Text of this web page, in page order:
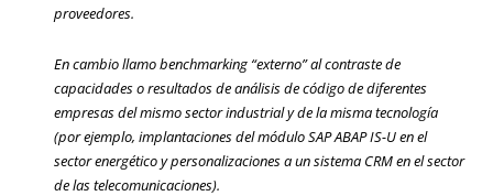
proveedores.
En cambio llamo benchmarking “externo” al contraste de
capacidades o resultados de análisis de código de diferentes
empresas del mismo sector industrial y de la misma tecnología
(por ejemplo, implantaciones del módulo SAP ABAP IS-U en el
sector energético y personalizaciones a un sistema CRM en el sector
de las telecomunicaciones).